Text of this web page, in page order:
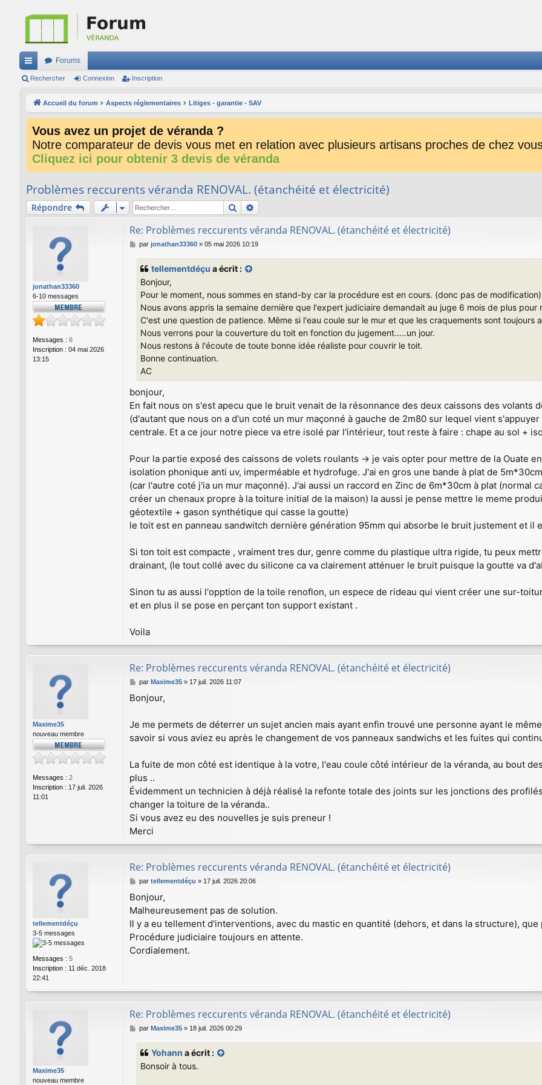
ac
Forums
Rechercher Connexion Inscription
Accueil du forum Aspects réglementaires Litiges - garantie - SAV
Vous avez un projet de véranda ?
Notre comparateur de devis vous met en relation avec plusieurs artisans proches de chez
Cliquez ici pour obtenir 3 devis de véranda
Problèmes reccurents véranda RENOVAL. (étanchéité et électricité)
Répondre Rechercher
jonathan33360
6-10 messages
Messages : 6
Inscription : 04 mai 2026
13:15
Re: Problèmes reccurents véranda RENOVAL. (étanchéité et électricité)
M
par jonathan33360» 05 mai 2026 10:19
tellementdéçu a écrit :
Bonjour,
Pour le moment, nous sommes en stand-by car la procédure est en cours. (donc pas de modification)
Nous avons appris la semaine dernière que l'expert judiciaire demandait au juge 6 mois de plus pour
C'est une question de patience. Même si l'eau coule sur le mur et que les craquements sont toujours
Nous verrons pour la couverture du toit en fonction du jugement.....un jour.
Nous restons à l'écoute de toute bonne idée réaliste pour couvrir le toit.
Bonne continuation.
AC
bonjour,
En fait nous on s'est apecu que le bruit venait de la résonnance des deux caissons des volants
(d'autant que nous on a d'un coté un mur maçonné à gauche de 2m80 sur lequel vient
centrale. Et a ce jour notre piece va etre isolé par l'intérieur, tout reste à faire : chape au sol +
Pour la partie exposé des caissons de volets roulants -> je vais opter pour mettre de la Ouate
isolation phonique anti uv, imperméable et hydrofuge. J'ai en gros une bande à plat de
(car l'autre coté j'ia un mur maçonné). J'ai aussi un raccord en Zinc de 6m*30cm à plat (normal
créer un chenaux propre à la toiture initial de la maison) la aussi je pense mettre le meme
géotextile + gason synthétique qui casse la goutte)
le toit est en panneau sandwitch dernière génération 95mm qui absorbe le bruit justement et il
Si ton toit est compacte , vraiment tres dur, genre comme du plastique ultra rigide, tu peux
drainant, (le tout collé avec du silicone ca va clairement atténuer le bruit puisque la goutte va
Sinon tu as aussi l'opption de la toile renoflon, un espece de rideau qui vient créer une sur-
et en plus il se pose en perçant ton support existant .
Voila
Maxime35
nouveau membre
Messages : 2
Inscription : 17 juil. 2026
11:01
Re: Problèmes reccurents véranda RENOVAL. (étanchéité et électricité)
M
s
g
e
par Maxime35» 17 juil. 2026 11:07
Bonjour,
Je me permets de déterrer un sujet ancien mais ayant enfin trouvé une personne ayant le
savoir si vous aviez eu après le changement de vos panneaux sandwichs et les fuites qui
La fuite de mon côté est identique à la votre, l'eau coule côté intérieur de la véranda, au bout
plus ..
Évidemment un technicien à déjà réalisé la refonte totale des joints sur les jonctions des
changer la toiture de la véranda..
Si vous avez eu des nouvelles je suis preneur !
Merci
tellementdéçu
3-5 messages
Messages : 5
Inscription : 11 déc. 2018
22:41
Re: Problèmes reccurents véranda RENOVAL. (étanchéité et électricité)
M
s
s
g
e
par tellementdéçu » 17 juil. 2026 20:06
Bonjour,
Malheureusement pas de solution.
Il y a eu tellement d'interventions, avec du mastic en quantité (dehors, et dans la structure), que
Procédure judiciaire toujours en attente.
Cordialement.
Maxime35
nouveau membre
Re: Problèmes reccurents véranda RENOVAL. (étanchéité et électricité)
M
par Maxime35» 18 juil. 2026 00:29
Yohann a écrit :
Bonsoir à tous.